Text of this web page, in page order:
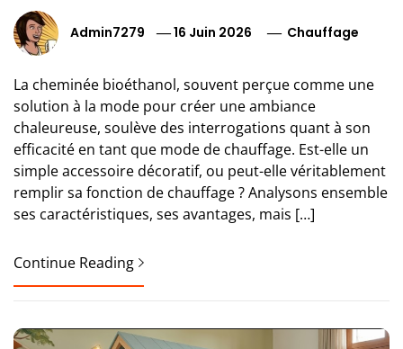
Admin7279 16 Juin 2026 Chauffage
La cheminée bioéthanol, souvent perçue comme une
solution à la mode pour créer une ambiance
chaleureuse, soulève des interrogations quant à son
efficacité en tant que mode de chauffage. Est-elle un
simple accessoire décoratif, ou peut-elle véritablement
remplir sa fonction de chauffage ? Analysons ensemble
ses caractéristiques, ses avantages, mais […]
Continue Reading